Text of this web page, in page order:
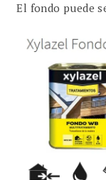
El fondo puede